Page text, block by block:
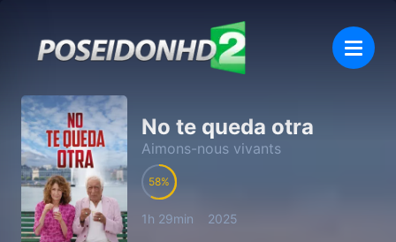
No te queda otra
Aimons-nous vivants
58
1h 29min 2025